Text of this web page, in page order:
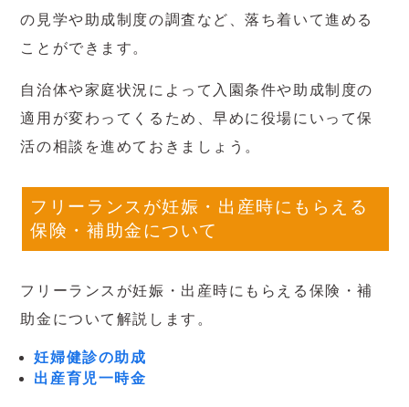
の見学や助成制度の調査など、落ち着いて進める
ことができます。
自治体や家庭状況によって入園条件や助成制度の
適用が変わってくるため、早めに役場にいって保
活の相談を進めておきましょう。
フリーランスが妊娠・出産時にもらえる
保険・補助金について
フリーランスが妊娠・出産時にもらえる保険・補
助金について解説します。
妊婦健診の助成
出産育児一時金